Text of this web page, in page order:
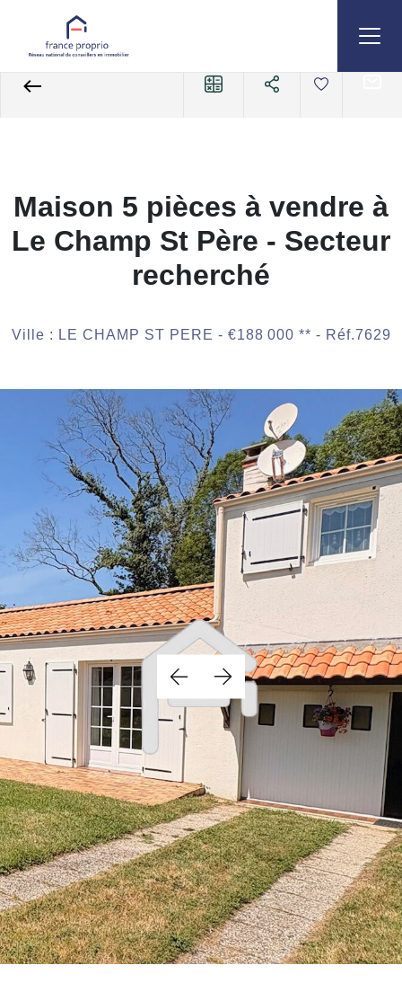
Maisons
Maison 5 pièces à vendre à
Le Champ St Père - Secteur
recherché
Ville : LE CHAMP ST PERE - €188 000 ** - Réf.7629